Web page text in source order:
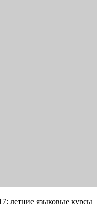
летние языковые курсы